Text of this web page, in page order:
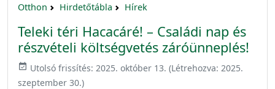
Otthon Hirdetőtábla Hírek
Teleki téri Hacacáré! – Családi nap és
részvételi költségvetés záróünneplés!
event_available Utolsó frissítés: 2025. október 13. (Létrehozva: 2025.
szeptember 30.)